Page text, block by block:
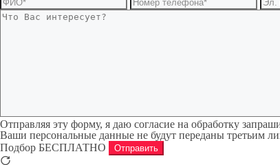
Отправляя эту форму, я даю согласие на обработку
Ваши персональные данные не будут переданы третьим
Подбор БЕСПЛАТНО
Отправить